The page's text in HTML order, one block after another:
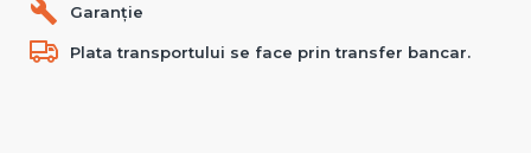
Garanție
Plata transportului se face prin transfer bancar.